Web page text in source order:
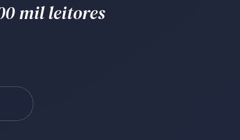
mil leitores